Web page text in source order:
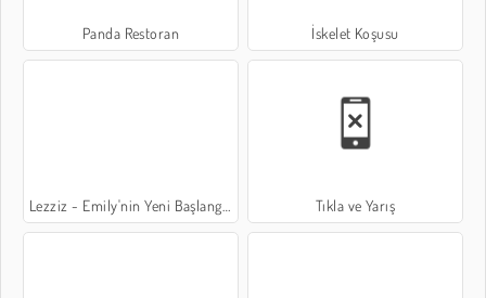
Panda Restoran İskelet Koşusu
Lezziz - Emily'nin Yeni Başlangıcı Tıkla ve Yarış